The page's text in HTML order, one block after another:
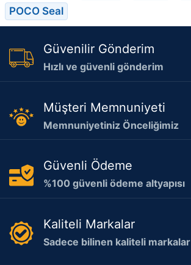
POCO Seal
Güvenilir Gönderim
Hızlı ve güvenli gönderim
Müşteri Memnuniyeti
Memnuniyetiniz Önceliğimiz
Güvenli Ödeme
%100 güvenli ödeme altyapısı
Kaliteli Markalar
Sadece bilinen kaliteli markalar